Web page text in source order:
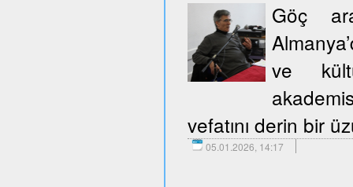
Göç
ve
vefatını derin bir
05.01.2026, 14:17